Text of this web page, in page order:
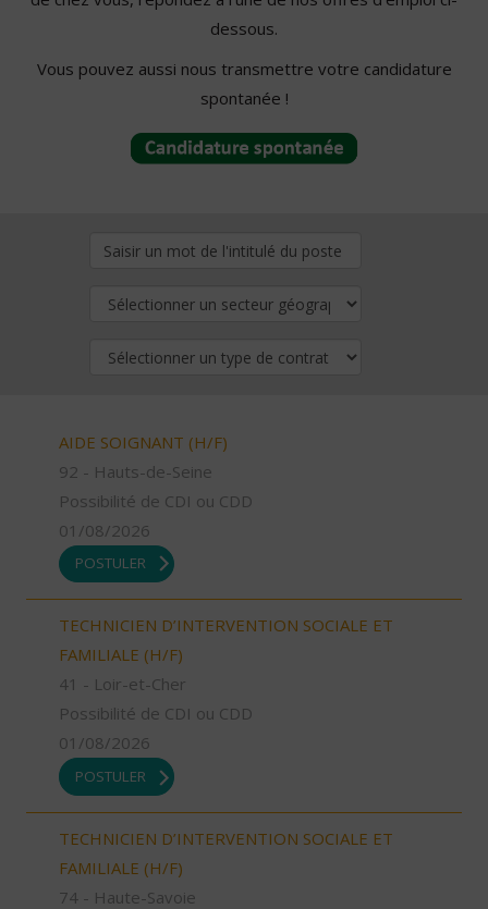
dessous.
Vous pouvez aussi nous transmettre votre candidature
spontanée !
AIDE SOIGNANT (H/F)
92 - Hauts-de-Seine
Possibilité de CDI ou CDD
01/08/2026
POSTULER
TECHNICIEN D’INTERVENTION SOCIALE ET
FAMILIALE (H/F)
41 - Loir-et-Cher
Possibilité de CDI ou CDD
01/08/2026
POSTULER
TECHNICIEN D’INTERVENTION SOCIALE ET
FAMILIALE (H/F)
74 - Haute-Savoie